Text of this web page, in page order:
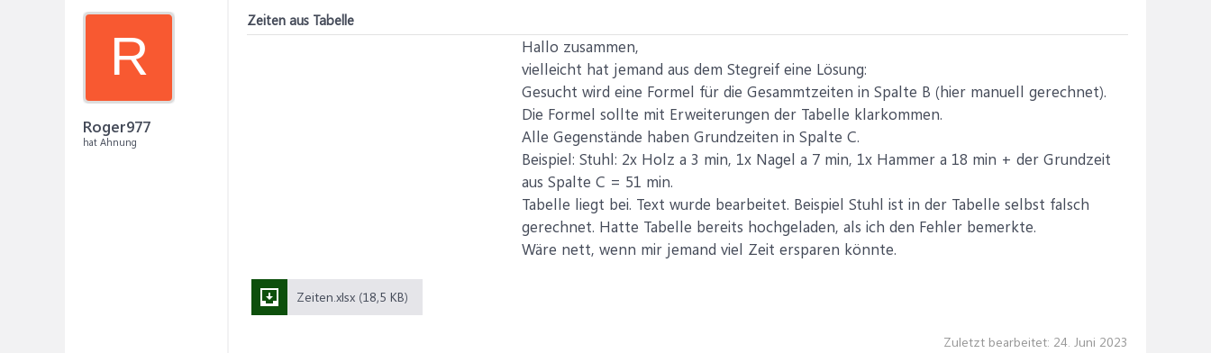
R
Roger977
hat Ahnung
Zeiten aus Tabelle
Hallo zusammen,
vielleicht hat jemand aus dem Stegreif eine Lösung:
Gesucht wird eine Formel für die Gesammtzeiten in Spalte B (hier manuell gerechnet).
Die Formel sollte mit Erweiterungen der Tabelle klarkommen.
Alle Gegenstände haben Grundzeiten in Spalte C.
Beispiel: Stuhl: 2x Holz a 3 min, 1x Nagel a 7 min, 1x Hammer a 18 min + der Grundzeit
aus Spalte C = 51 min.
Tabelle liegt bei. Text wurde bearbeitet. Beispiel Stuhl ist in der Tabelle selbst falsch
gerechnet. Hatte Tabelle bereits hochgeladen, als ich den Fehler bemerkte.
Wäre nett, wenn mir jemand viel Zeit ersparen könnte.
Zeiten.xlsx (18,5 KB)
Zuletzt bearbeitet: 24. Juni 2023